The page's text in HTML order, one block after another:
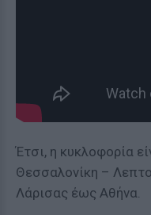
Έτσι, η κυκλοφορία
Θεσσαλονίκη –
Λάρισας έως Αθήνα.